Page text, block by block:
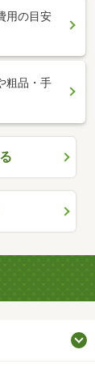
用の目安
粗品・手